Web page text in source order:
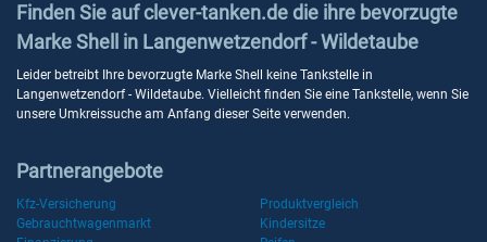
Finden Sie auf clever-tanken.de die ihre bevorzugte
Marke Shell in Langenwetzendorf - Wildetaube
Leider betreibt Ihre bevorzugte Marke Shell keine Tankstelle in
Langenwetzendorf - Wildetaube. Vielleicht finden Sie eine Tankstelle, wenn Sie
unsere Umkreissuche am Anfang dieser Seite verwenden.
Partnerangebote
Kfz-Versicherung
Produktvergleich
Gebrauchtwagenmarkt
Kindersitze